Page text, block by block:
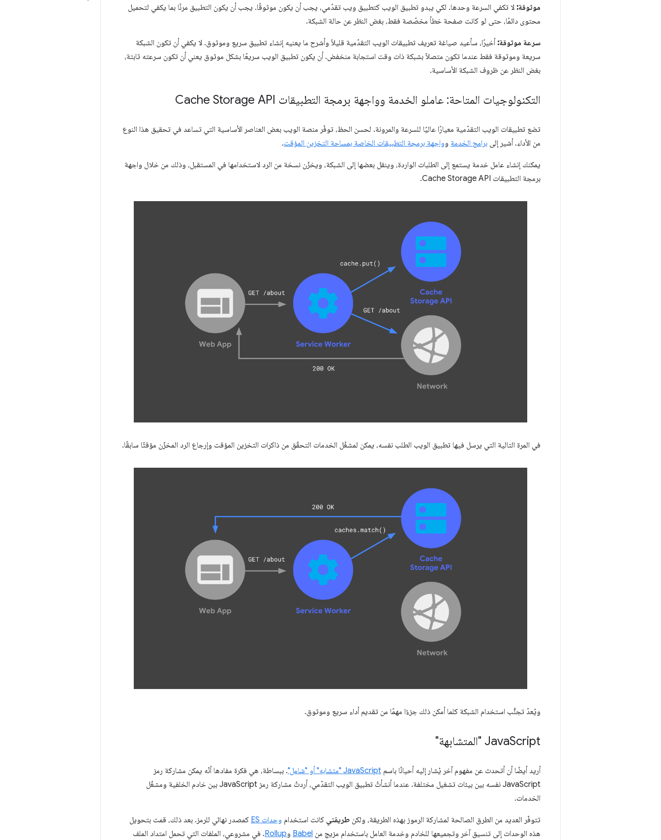
موثوقة: لا تكفي السرعة وحدها. لكي يبدو تطبيق الويب كتطبيق ويب تقدّمي، يجب أن يكون موثوقًا. يجب أن يكون التطبيق مرنًا بما يكفي لتحميل
محتوى دائمًا، حتى لو كانت صفحة خطأ مخصّصة فقط، بغض النظر عن حالة الشبكة.
سرعة موثوقة: أخيرًا، سأعيد صياغة تعريف تطبيقات الويب التقدّمية قليلاً وأشرح ما يعنيه إنشاء تطبيق سريع وموثوق. لا يكفي أن تكون الشبكة
سريعة وموثوقة فقط عندما تكون متصلاً بشبكة ذات وقت استجابة منخفض. أن يكون تطبيق الويب سريعًا بشكل موثوق يعني أن تكون سرعته ثابتة،
بغض النظر عن ظروف الشبكة الأساسية.
التكنولوجيات المتاحة: عاملو الخدمة وواجهة برمجة التطبيقات Cache Storage API
تضع تطبيقات الويب التقدّمية معيارًا عاليًا للسرعة والمرونة. لحسن الحظ، توفّر منصة الويب بعض العناصر الأساسية التي تساعد في تحقيق هذا النوع
من الأداء. أشير إلى برامج الخدمة وواجهة برمجة التطبيقات الخاصة بمساحة التخزين المؤقت.
يمكنك إنشاء عامل خدمة يستمع إلى الطلبات الواردة، وينقل بعضها إلى الشبكة، ويخزّن نسخة من الرد لاستخدامها في المستقبل، وذلك من خلال واجهة
برمجة التطبيقات Cache Storage API.
في المرة التالية التي يرسل فيها تطبيق الويب الطلب نفسه، يمكن لمشغّل الخدمات التحقّق من ذاكرات التخزين المؤقت وإرجاع الرد المخزّن مؤقتًا سابقًا.
ويُعدّ تجنُّب استخدام الشبكة كلما أمكن ذلك جزءًا مهمًا من تقديم أداء سريع وموثوق.
JavaScript "المتشابهة"
أريد أيضًا أن أتحدث عن مفهوم آخر يُشار إليه أحيانًا باسم JavaScript "متشابه" أو "شامل"
. ببساطة، هي فكرة مفادها أنّه يمكن مشاركة رمز
JavaScript نفسه بين بيئات تشغيل مختلفة. عندما أنشأتُ تطبيق الويب التقدّمي، أردتُ مشاركة رمز JavaScript بين خادم الخلفية ومشغّل
الخدمات.
تتوفّر العديد من الطرق الصالحة لمشاركة الرموز بهذه الطريقة، ولكن طريقتي كانت استخدام وحدات ES
كمصدر نهائي للرمز. بعد ذلك، قمت بتحويل
هذه الوحدات إلى تنسيق آخر وتجميعها للخادم وخدمة العامل باستخدام مزيج من Babel وRollup. في مشروعي، الملفات التي تحمل امتداد الملف